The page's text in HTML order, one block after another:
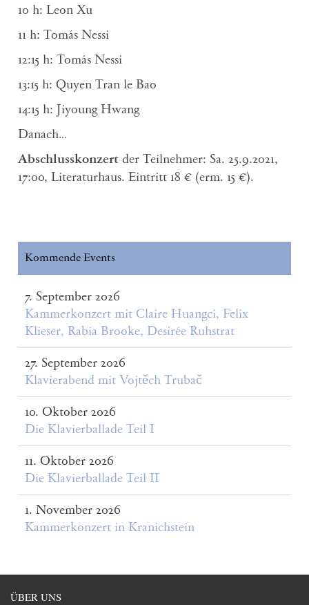
10 h: Leon Xu
11 h: Tomás Nessi
12:15 h: Tomás Nessi
13:15 h: Quyen Tran le Bao
14:15 h: Jiyoung Hwang
Danach…
Abschlusskonzert der Teilnehmer: Sa. 25.9.2021,
17:00, Literaturhaus. Eintritt 18 € (erm. 15 €).
Kommende Events
7. September 2026
Kammerkonzert mit Claire Huangci, Felix
Klieser, Rabia Brooke, Desirée Ruhstrat
27. September 2026
Klavierabend mit Vojtěch Trubač
10. Oktober 2026
Die Klavierballade Teil I
11. Oktober 2026
Die Klavierballade Teil II
1. November 2026
Kammerkonzert in Kranichstein
ÜBER UNS